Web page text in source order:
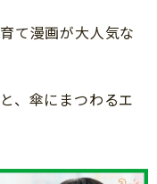
て漫画が大人気な
、傘にまつわるエ